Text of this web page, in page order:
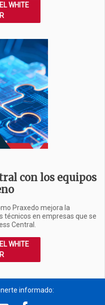
WHITE
con los equipos
Praxedo mejora la
técnicos en empresas que se
Central.
WHITE
informado: